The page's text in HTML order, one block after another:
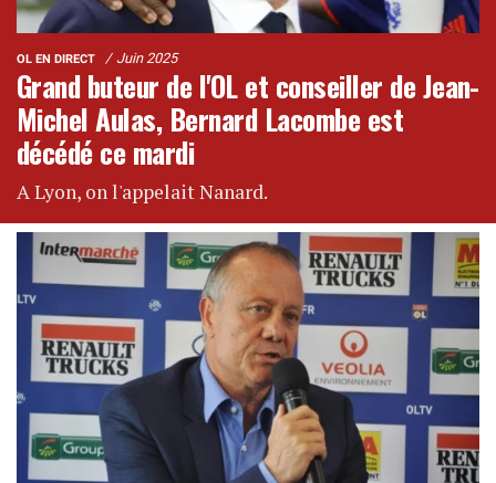
OL EN DIRECT Juin 2025
Grand buteur de l'OL et conseiller de Jean-
Michel Aulas, Bernard Lacombe est
décédé ce mardi
A Lyon, on l'appelait Nanard.